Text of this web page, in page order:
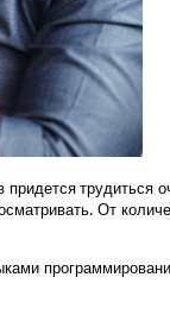
трудиться
От